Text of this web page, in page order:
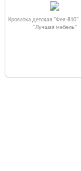
Кроватка детская "Фея-
"Лучшая мебель"